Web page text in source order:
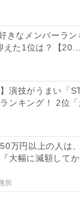
下町として発
で、ナンバー
（40代女性／
思うので、お
女性／北海道
持ちの人が住ん
った声が集まり
きなメンバーラ
えた1位は？【20...
】演技がうまい「
ンキング！ 2位「
万円以上の人は
大幅に減額してか
所